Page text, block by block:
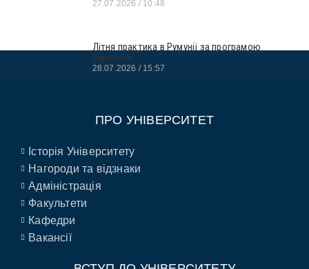
27.07.2026 10:48
Літня практика в Румунії за програмою
Erasmus+
28.07.2026 15:57
ПРО УНІВЕРСИТЕТ
Історія Університету
Нагороди та відзнаки
Адміністрація
Факультети
Кафедри
Вакансії